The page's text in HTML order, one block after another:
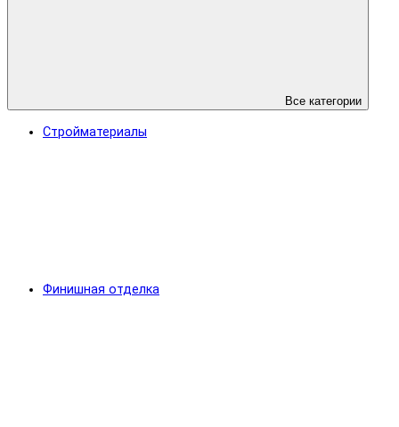
Все категории
Стройматериалы
Финишная отделка